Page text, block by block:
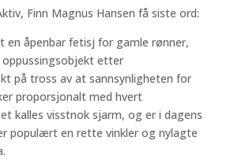
Finn Magnus Hansen få siste ord:
en åpenbar fetisj for gamle rønner,
etter
på tross av at sannsynligheten for
proporsjonalt med hvert
kalles visstnok sjarm, og er i dagens
populært en rette vinkler og nylagte